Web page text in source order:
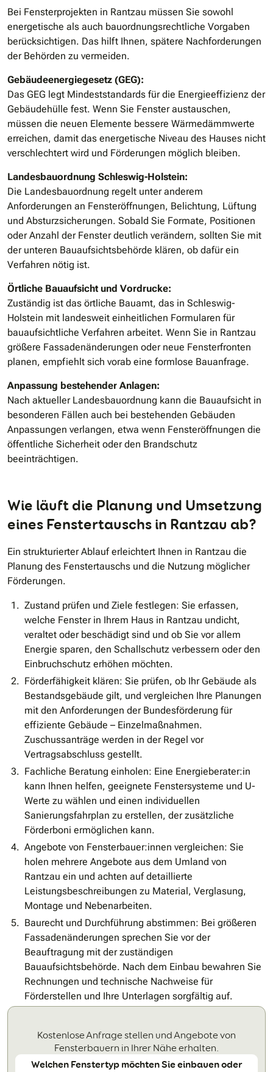
Bei Fensterprojekten in Rantzau müssen Sie sowohl
energetische als auch bauordnungsrechtliche Vorgaben
berücksichtigen. Das hilft Ihnen, spätere Nachforderungen
der Behörden zu vermeiden.
Gebäudeenergiegesetz (GEG):
Das GEG legt Mindeststandards für die Energieeffizienz der
Gebäudehülle fest. Wenn Sie Fenster austauschen,
müssen die neuen Elemente bessere Wärmedämmwerte
erreichen, damit das energetische Niveau des Hauses nicht
verschlechtert wird und Förderungen möglich bleiben.
Landesbauordnung Schleswig-Holstein:
Die Landesbauordnung regelt unter anderem
Anforderungen an Fensteröffnungen, Belichtung, Lüftung
und Absturzsicherungen. Sobald Sie Formate, Positionen
oder Anzahl der Fenster deutlich verändern, sollten Sie mit
der unteren Bauaufsichtsbehörde klären, ob dafür ein
Verfahren nötig ist.
Örtliche Bauaufsicht und Vordrucke:
Zuständig ist das örtliche Bauamt, das in Schleswig-
Holstein mit landesweit einheitlichen Formularen für
bauaufsichtliche Verfahren arbeitet. Wenn Sie in Rantzau
größere Fassadenänderungen oder neue Fensterfronten
planen, empfiehlt sich vorab eine formlose Bauanfrage.
Anpassung bestehender Anlagen:
Nach aktueller Landesbauordnung kann die Bauaufsicht in
besonderen Fällen auch bei bestehenden Gebäuden
Anpassungen verlangen, etwa wenn Fensteröffnungen die
öffentliche Sicherheit oder den Brandschutz
beeinträchtigen.
Wie läuft die Planung und Umsetzung
eines Fenstertauschs in Rantzau ab?
Ein strukturierter Ablauf erleichtert Ihnen in Rantzau die
Planung des Fenstertauschs und die Nutzung möglicher
Förderungen.
Zustand prüfen und Ziele festlegen: Sie erfassen,
welche Fenster in Ihrem Haus in Rantzau undicht,
veraltet oder beschädigt sind und ob Sie vor allem
Energie sparen, den Schallschutz verbessern oder den
Einbruchschutz erhöhen möchten.
Förderfähigkeit klären: Sie prüfen, ob Ihr Gebäude als
Bestandsgebäude gilt, und vergleichen Ihre Planungen
mit den Anforderungen der Bundesförderung für
effiziente Gebäude – Einzelmaßnahmen.
Zuschussanträge werden in der Regel vor
Vertragsabschluss gestellt.
Fachliche Beratung einholen: Eine Energieberater:in
kann Ihnen helfen, geeignete Fenstersysteme und U-
Werte zu wählen und einen individuellen
Sanierungsfahrplan zu erstellen, der zusätzliche
Förderboni ermöglichen kann.
Angebote von Fensterbauer:innen vergleichen: Sie
holen mehrere Angebote aus dem Umland von
Rantzau ein und achten auf detaillierte
Leistungsbeschreibungen zu Material, Verglasung,
Montage und Nebenarbeiten.
Baurecht und Durchführung abstimmen: Bei größeren
Fassadenänderungen sprechen Sie vor der
Beauftragung mit der zuständigen
Bauaufsichtsbehörde. Nach dem Einbau bewahren Sie
Rechnungen und technische Nachweise für
Förderstellen und Ihre Unterlagen sorgfältig auf.
Kostenlose Anfrage stellen und Angebote von
Fensterbauern in Ihrer Nähe erhalten.
Welchen Fenstertyp möchten Sie einbauen oder